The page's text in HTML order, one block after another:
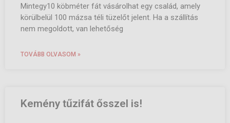
Mintegy10 köbméter fát vásárolhat egy család, amely
körülbelül 100 mázsa téli tüzelőt jelent. Ha a szállítás
nem megoldott, van lehetőség
TOVÁBB OLVASOM »
Kemény tűzifát ősszel is!